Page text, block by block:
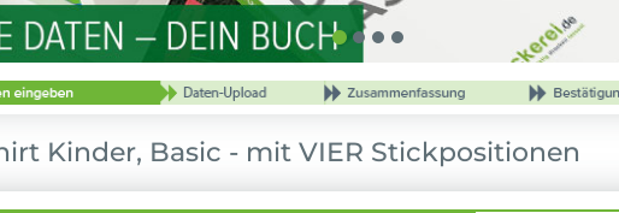
Kinder, Basic - mit VIER Stickpositionen